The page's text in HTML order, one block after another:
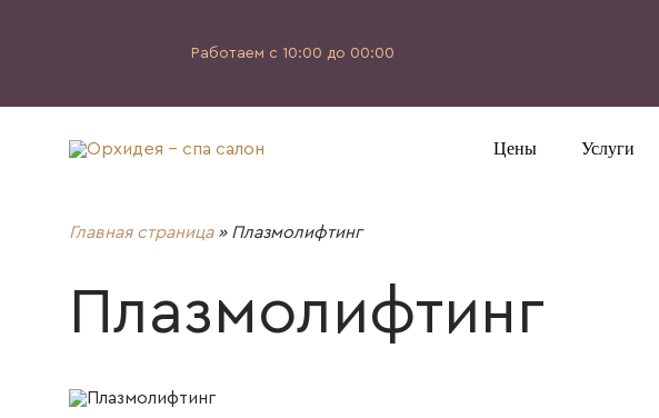
Работаем с 10:00 до 00:00
Цены Услуги
Главная страница» Плазмолифтинг
Плазмолифтинг